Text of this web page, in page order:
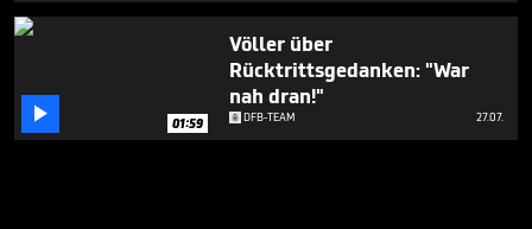
 01:59
Völler über
Rücktrittsgedanken: "War
nah dran!"
DFB-TEAM 27.07.